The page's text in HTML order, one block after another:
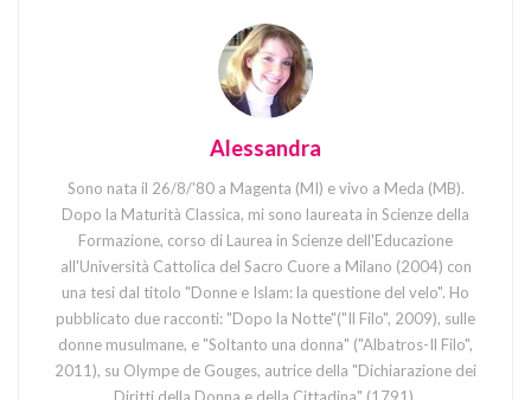
Alessandra
Sono nata il 26/8/'80 a Magenta (MI) e vivo a Meda (MB).
Dopo la Maturità Classica, mi sono laureata in Scienze della
Formazione, corso di Laurea in Scienze dell'Educazione
all'Università Cattolica del Sacro Cuore a Milano (2004) con
una tesi dal titolo "Donne e Islam: la questione del velo". Ho
pubblicato due racconti: "Dopo la Notte"("Il Filo", 2009), sulle
donne musulmane, e "Soltanto una donna" ("Albatros-Il Filo",
2011), su Olympe de Gouges, autrice della "Dichiarazione dei
Diritti della Donna e della Cittadina" (1791).